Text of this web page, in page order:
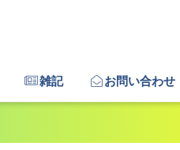
雑記 お問い合わせ